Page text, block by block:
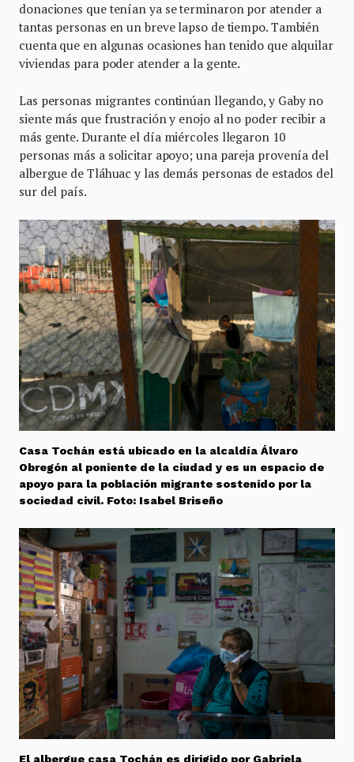
donaciones que tenían ya se terminaron por atender a
tantas personas en un breve lapso de tiempo. También
cuenta que en algunas ocasiones han tenido que alquilar
viviendas para poder atender a la gente.
Las personas migrantes continúan llegando, y Gaby no
siente más que frustración y enojo al no poder recibir a
más gente. Durante el día miércoles llegaron 10
personas más a solicitar apoyo; una pareja provenía del
albergue de Tláhuac y las demás personas de estados del
sur del país.
Casa Tochán está ubicado en la alcaldía Álvaro
Obregón al poniente de la ciudad y es un espacio de
apoyo para la población migrante sostenido por la
sociedad civil. Foto: Isabel Briseño
El albergue casa Tochán es dirigido por Gabriela